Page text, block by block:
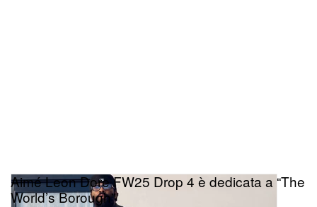
Aimé Leon Dore FW25 Drop 4 è dedicata a “The
World’s Borough”